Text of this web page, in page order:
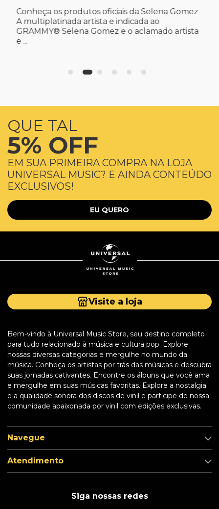
Conheça os produtos oficiais da Selena Gomez
A multiplatinada artista e indicada ao
GRAMMY® Selena Gomez e o aclamado artista
e ...
QUE TAL
5% OFF
EM SUA PRIMEIRA COMPRA NA LOJA
UNIVERSAL MUSIC? E AINDA CONTEÚDO
EXCLUSIVOS!
EU QUERO
Visite a loja
Bem-vindo à Universal Music Store, seu destino completo
para tudo relacionado à música e cultura pop. Explore
nossas diversas categorias e mergulhe no mundo da
música. Conheça os artistas por trás das músicas e descubra
suas jornadas cativantes. Encontre os álbuns que você ama
e mergulhe em suas músicas favoritas. Explore a nostalgia
e a qualidade sonora dos discos de vinil e participe de nossa
comunidade apaixonada por vinil com edições exclusivas.
Navegue
Atendimento
Siga nossas redes